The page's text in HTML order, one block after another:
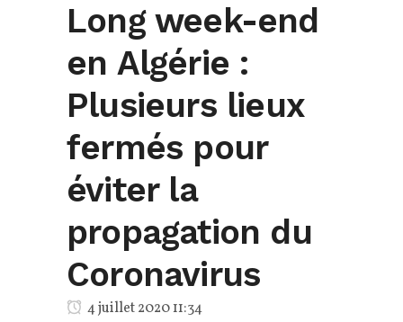
Long week-end
en Algérie :
Plusieurs lieux
fermés pour
éviter la
propagation du
Coronavirus
4 juillet 2020 11:34